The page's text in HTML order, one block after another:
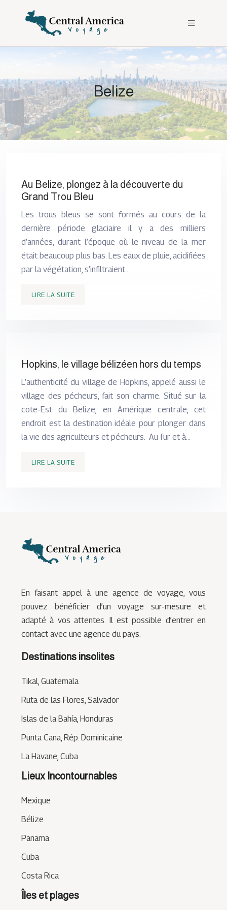
Belize
Au Belize, plongez à la découverte du
Grand Trou Bleu
Les trous bleus se sont formés au cours de la
dernière période glaciaire il y a des milliers
d’années, durant l’époque où le niveau de la mer
était beaucoup plus bas. Les eaux de pluie, acidifiées
par la végétation, s’infiltraient…
LIRE LA SUITE
Hopkins, le village bélizéen hors du temps
L’authenticité du village de Hopkins, appelé aussi le
village des pécheurs, fait son charme. Situé sur la
cote-Est du Belize, en Amérique centrale, cet
endroit est la destination idéale pour plonger dans
la vie des agriculteurs et pécheurs. Au fur et à…
LIRE LA SUITE
En faisant appel à une agence de voyage, vous
pouvez bénéficier d’un voyage sur-mesure et
adapté à vos attentes. Il est possible d’entrer en
contact avec une agence du pays.
Destinations insolites
Tikal, Guatemala
Ruta de las Flores, Salvador
Islas de la Bahía, Honduras
Punta Cana, Rép. Dominicaine
La Havane, Cuba
Lieux Incontournables
Mexique
Bélize
Panama
Cuba
Costa Rica
Îles et plages